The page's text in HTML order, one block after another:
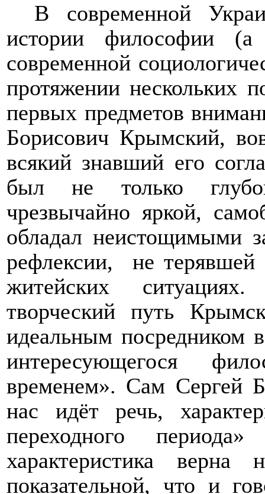
В современной
истории философии
современной
протяжении нескольких
первых предметов
Борисович Крымский,
всякий знавший его
был не только
чрезвычайно яркой,
обладал неистощимыми
рефлексии,
не
житейских
творческий путь
идеальным посредником
интересующегося
временем». Сам Сергей
нас идёт речь,
переходного
характеристика
показательной, что и